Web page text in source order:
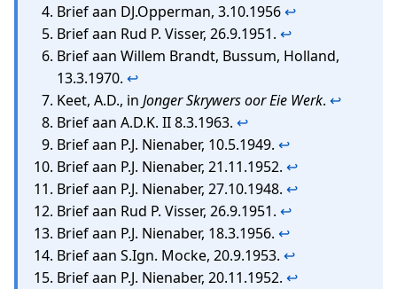
Brief aan DJ.Opperman, 3.10.1956↩
Brief aan Rud P. Visser, 26.9.1951. ↩
Brief aan Willem Brandt, Bussum, Holland,
13.3.1970. ↩
Keet, A.D., in Jonger Skrywers oor Eie Werk. ↩
Brief aan A.D.K. II 8.3.1963. ↩
Brief aan P.J. Nienaber, 10.5.1949. ↩
Brief aan P.J. Nienaber, 21.11.1952. ↩
Brief aan P.J. Nienaber, 27.10.1948. ↩
Brief aan Rud P. Visser, 26.9.1951. ↩
Brief aan P.J. Nienaber, 18.3.1956. ↩
Brief aan S.Ign. Mocke, 20.9.1953. ↩
Brief aan P.J. Nienaber, 20.11.1952. ↩